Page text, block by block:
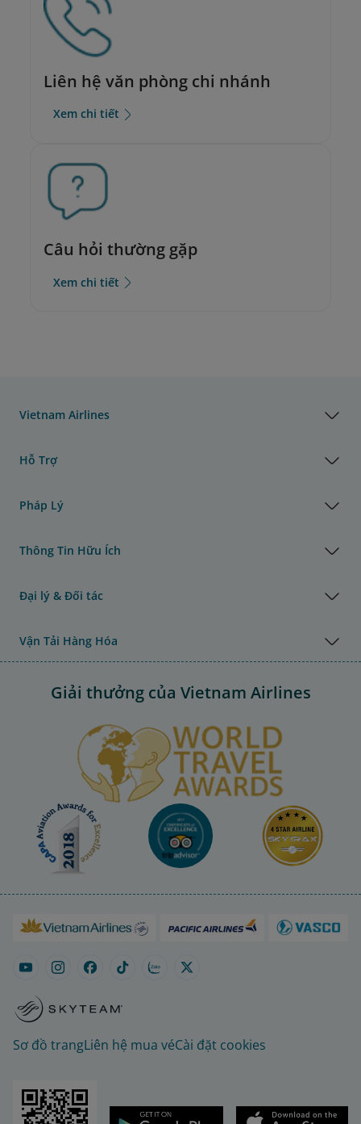
Liên hệ văn phòng chi nhánh
Xem chi tiết
Câu hỏi thường gặp
Xem chi tiết
Vietnam Airlines
Hỗ Trợ
Pháp Lý
Thông Tin Hữu Ích
Đại lý & Đối tác
Vận Tải Hàng Hóa
Giải thưởng của Vietnam Airlines
Sơ đồ trangLiên hệ mua véCài đặt cookies